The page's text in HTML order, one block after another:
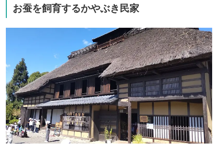
お蚕を飼育するかやぶき民家